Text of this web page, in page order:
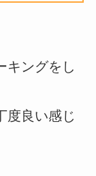
キングをし
度良い感じ